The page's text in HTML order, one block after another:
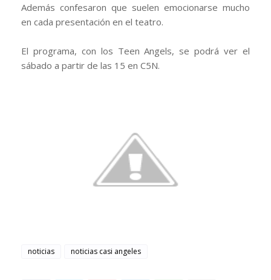
Además confesaron que suelen emocionarse mucho
en cada presentación en el teatro.
El programa, con los Teen Angels, se podrá ver el
sábado a partir de las 15 en C5N.
noticias noticias casi angeles